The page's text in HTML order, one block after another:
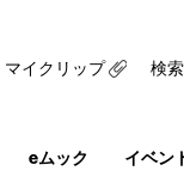
eムック イベン
マイクリップ 検索